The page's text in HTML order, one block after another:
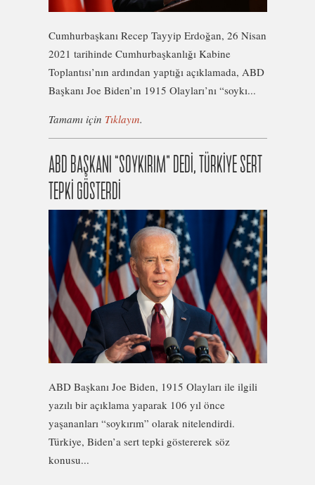
Cumhurbaşkanı Recep Tayyip Erdoğan, 26 Nisan
2021 tarihinde Cumhurbaşkanlığı Kabine
Toplantısı’nın ardından yaptığı açıklamada, ABD
Başkanı Joe Biden’ın 1915 Olayları’nı “soykı...
Tamamı için Tıklayın.
ABD BAŞKANI “SOYKIRIM” DEDİ, TÜRKİYE SERT
TEPKİ GÖSTERDİ
ABD Başkanı Joe Biden, 1915 Olayları ile ilgili
yazılı bir açıklama yaparak 106 yıl önce
yaşananları “soykırım” olarak nitelendirdi.
Türkiye, Biden’a sert tepki göstererek söz
konusu...